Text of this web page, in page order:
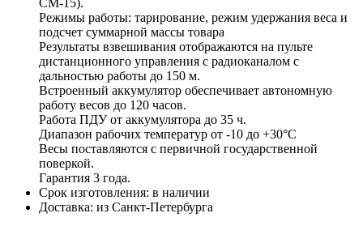
Режимы работы: тарирование, режим удержания веса и
подсчет суммарной массы товара
Результаты взвешивания отображаются на пульте
дистанционного управления с радиоканалом с
дальностью работы до 150 м.
Встроенный аккумулятор обеспечивает автономную
работу весов до 120 часов.
Работа ПДУ от аккумулятора до 35 ч.
Диапазон рабочих температур от -10 до +30°С
Весы поставляются с первичной государственной
поверкой.
Гарантия 3 года.
Срок изготовления: в наличии
Доставка: из Санкт-Петербурга